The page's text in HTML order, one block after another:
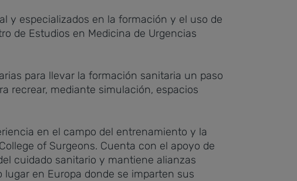
y especializados en la formación y el uso de
de Estudios en Medicina de Urgencias
para llevar la formación sanitaria un paso
recrear, mediante simulación, espacios
en el campo del entrenamiento y la
of Surgeons. Cuenta con el apoyo de
cuidado sanitario y mantiene alianzas
en Europa donde se imparten sus